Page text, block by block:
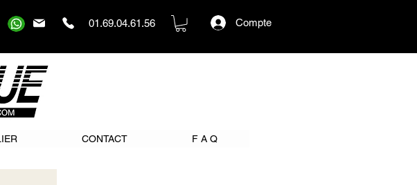
01.69.04.61.56 Compte
CONTACT F A Q